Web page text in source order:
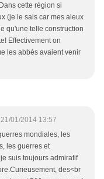
cette région si
(je le sais car mes aieux
qu'une telle construction
Effectivement on
les abbés avaient venir
21/01/2014 13:57
mondiales, les
les guerres et
suis toujours admiratif
des<br